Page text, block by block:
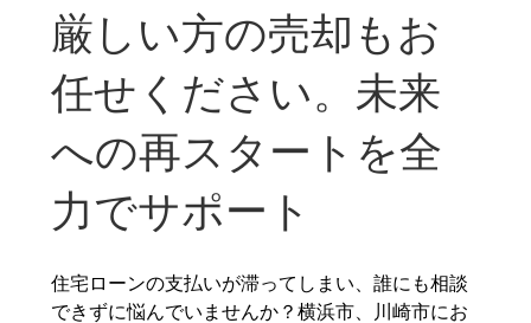
厳しい方の売却もお
任せください。未来
への再スタートを全
力でサポート
住宅ローンの支払いが滞ってしまい、誰にも相談
できずに悩んでいませんか？横浜市、川崎市にお